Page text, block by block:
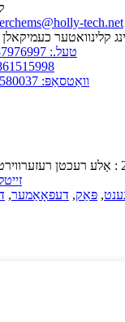
tech.net
טעל.: 86-510-87976997
וואַטסאַפּ: 8618061580037
, פּאַק, דעפאָאַמער,